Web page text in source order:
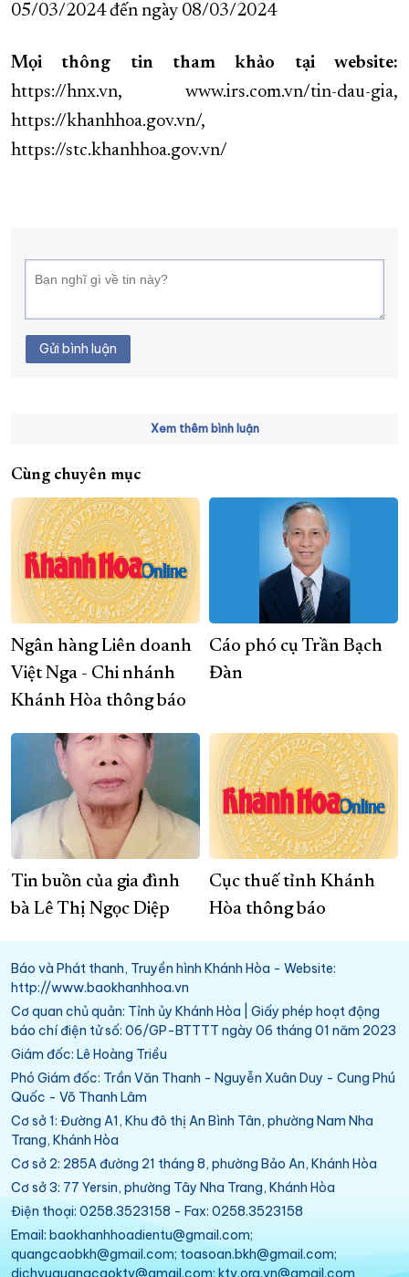
05/03/2024 đến ngày 08/03/2024
Mọi thông tin tham khảo tại website:
https://hnx.vn, www.irs.com.vn/tin-dau-gia,
https://khanhhoa.gov.vn/,
https://stc.khanhhoa.gov.vn/
Gửi bình luận
Xem thêm bình luận
Cùng chuyên mục
Ngân hàng Liên doanh
Việt Nga - Chi nhánh
Khánh Hòa thông báo
Cáo phó cụ Trần Bạch
Đàn
Tin buồn của gia đình
bà Lê Thị Ngọc Diệp
Cục thuế tỉnh Khánh
Hòa thông báo
Báo và Phát thanh, Truyền hình Khánh Hòa - Website:
http://www.baokhanhhoa.vn
Cơ quan chủ quản: Tỉnh ủy Khánh Hòa | Giấy phép hoạt động
báo chí điện tử số: 06/GP-BTTTT ngày 06 tháng 01 năm 2023
Giám đốc: Lê Hoàng Triều
Phó Giám đốc: Trần Văn Thanh - Nguyễn Xuân Duy - Cung Phú
Quốc - Võ Thanh Lâm
Cơ sở 1: Đường A1, Khu đô thị An Bình Tân, phường Nam Nha
Trang, Khánh Hòa
Cơ sở 2: 285A đường 21 tháng 8, phường Bảo An, Khánh Hòa
Cơ sở 3: 77 Yersin, phường Tây Nha Trang, Khánh Hòa
Điện thoại: 0258.3523158 - Fax: 0258.3523158
Email: baokhanhhoadientu@gmail.com;
quangcaobkh@gmail.com; toasoan.bkh@gmail.com;
dichvuquangcaoktv@gmail.com; ktv.org.vn@gmail.com